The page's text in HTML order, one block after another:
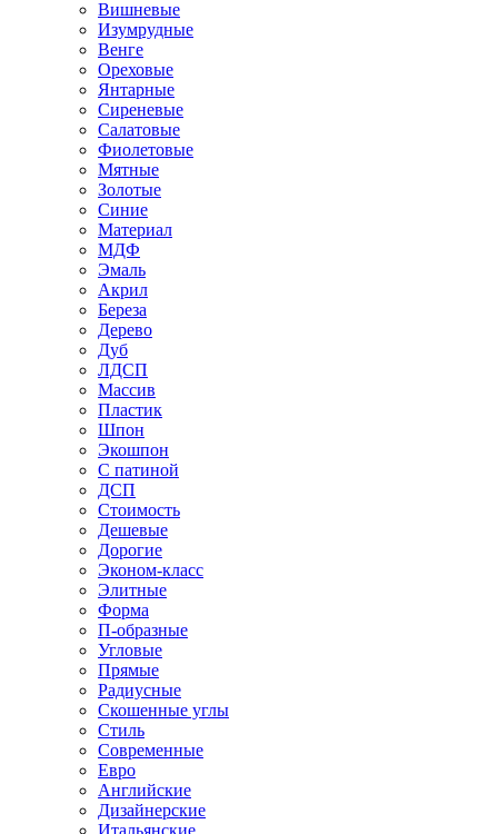
Вишневые
Изумрудные
Венге
Ореховые
Янтарные
Сиреневые
Салатовые
Фиолетовые
Мятные
Золотые
Синие
Материал
МДФ
Эмаль
Акрил
Береза
Дерево
Дуб
ЛДСП
Массив
Пластик
Шпон
Экошпон
С патиной
ДСП
Стоимость
Дешевые
Дорогие
Эконом-класс
Элитные
Форма
П-образные
Угловые
Прямые
Радиусные
Скошенные углы
Стиль
Современные
Евро
Английские
Дизайнерские
Итальянские